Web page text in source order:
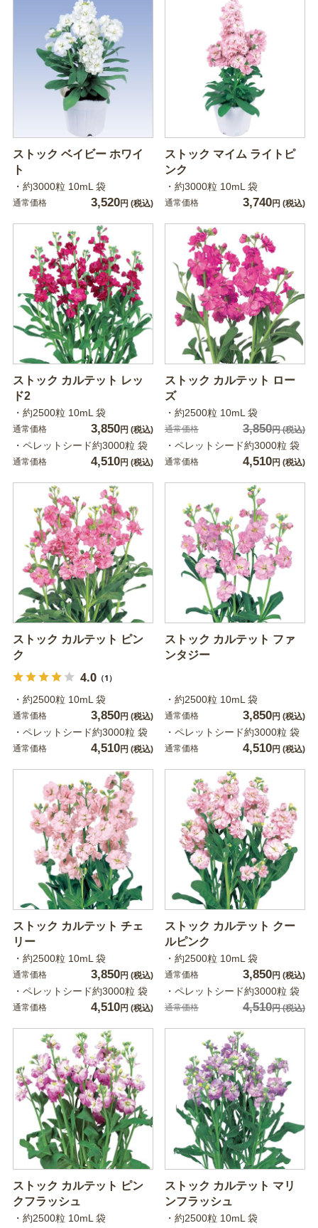
ストック ベイビー ホワイ
ト
・約3000粒 10mL 袋
通常価格 3,520円 (税込)
ストック マイム ライトピ
ンク
・約3000粒 10mL 袋
通常価格 3,740円 (税込)
ストック カルテット レッ
ド2
・約2500粒 10mL 袋
通常価格 3,850円 (税込)
・ペレットシード約3000粒 袋
通常価格 4,510円 (税込)
ストック カルテット ロー
ズ
・約2500粒 10mL 袋
通常価格 3,850円(税込)
・ペレットシード約3000粒 袋
通常価格 4,510円 (税込)
ストック カルテット ピン
ク
4.0（1）
・約2500粒 10mL 袋
通常価格 3,850円 (税込)
・ペレットシード約3000粒 袋
通常価格 4,510円 (税込)
ストック カルテット ファ
ンタジー
・約2500粒 10mL 袋
通常価格 3,850円 (税込)
・ペレットシード約3000粒 袋
通常価格 4,510円 (税込)
ストック カルテット チェ
リー
・約2500粒 10mL 袋
通常価格 3,850円 (税込)
・ペレットシード約3000粒 袋
通常価格 4,510円 (税込)
ストック カルテット クー
ルピンク
・約2500粒 10mL 袋
通常価格 3,850円 (税込)
・ペレットシード約3000粒 袋
通常価格 4,510円(税込)
ストック カルテット ピン
クフラッシュ
・約2500粒 10mL 袋
ストック カルテット マリ
ンフラッシュ
・約2500粒 10mL 袋